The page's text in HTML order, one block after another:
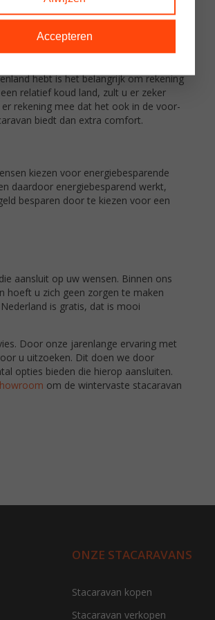
niet nodig hebben van een
hebt is het belangrijk om rekening
relatief koud land, zult u er zeker
rekening mee dat het ook in de voor-
biedt dan extra comfort.
kiezen voor energiebesparende
daardoor energiebesparend werkt,
besparen door te kiezen voor een
aansluit op uw wensen. Binnen ons
hoeft u zich geen zorgen te maken
is gratis, dat is mooi
Door onze jarenlange ervaring met
u uitzoeken. Dit doen we door
opties bieden die hierop aansluiten.
om de wintervaste stacaravan
ONZE STACARAVANS
Stacaravan kopen
Stacaravan verkopen
Accepteren